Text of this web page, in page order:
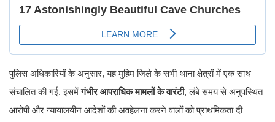
पुलिस अधिकारियों के अनुसार, यह मुहिम जिले के सभी थाना क्षेत्रों में एक साथ
संचालित की गई. इसमेंगंभीर आपराधिक मामलों के वारंटी, लंबे समय से अनुपस्थित
आरोपी और न्यायालयीन आदेशों की अवहेलना करने वालों को प्राथमिकता दी